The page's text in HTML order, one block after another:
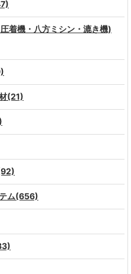
着機・八方ミシン・漉き機)
(21)
ム(656)